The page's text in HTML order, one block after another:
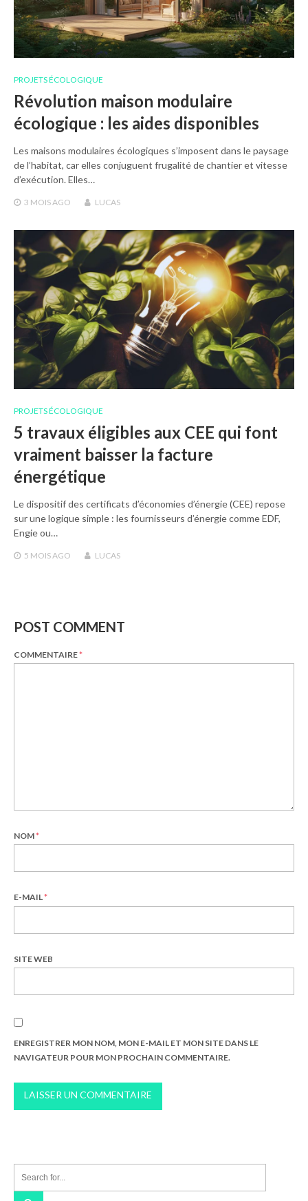
PROJETS ÉCOLOGIQUE
Révolution maison modulaire
écologique : les aides disponibles
Les maisons modulaires écologiques s’imposent dans le paysage
de l’habitat, car elles conjuguent frugalité de chantier et vitesse
d’exécution. Elles…
3 MOISAGO LUCAS
PROJETS ÉCOLOGIQUE
5 travaux éligibles aux CEE qui font
vraiment baisser la facture
énergétique
Le dispositif des certificats d’économies d’énergie (CEE) repose
sur une logique simple : les fournisseurs d’énergie comme EDF,
Engie ou…
5 MOIS AGO LUCAS
POST COMMENT
COMMENTAIRE*
NOM*
E-MAIL*
SITE WEB
ENREGISTRER MON NOM, MON E-MAIL ET MON SITE DANS LE
NAVIGATEUR POUR MON PROCHAIN COMMENTAIRE.